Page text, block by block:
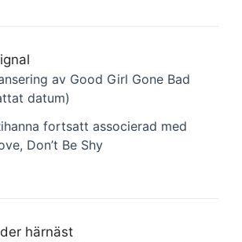
av Good Girl Gone Bad
datum)
fortsatt associerad med
Don’t Be Shy
härnäst